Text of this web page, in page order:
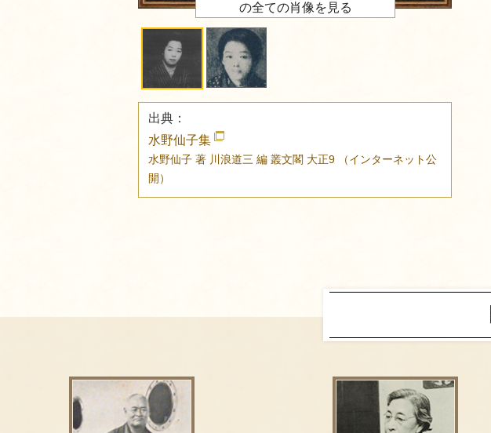
の全ての肖像を見る
出典：
水野仙子集
水野仙子 著 川浪道三 編 叢文閣 大正9
（インターネット公
開）